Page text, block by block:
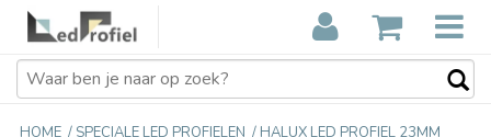
HOME / SPECIALE LED PROFIELEN / HALUX LED PROFIEL 23MM